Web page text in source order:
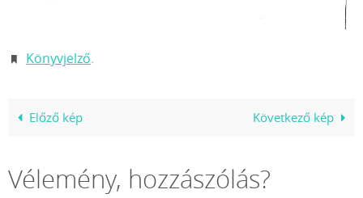
Könyvjelző.
Előző kép Következő kép
Vélemény, hozzászólás?